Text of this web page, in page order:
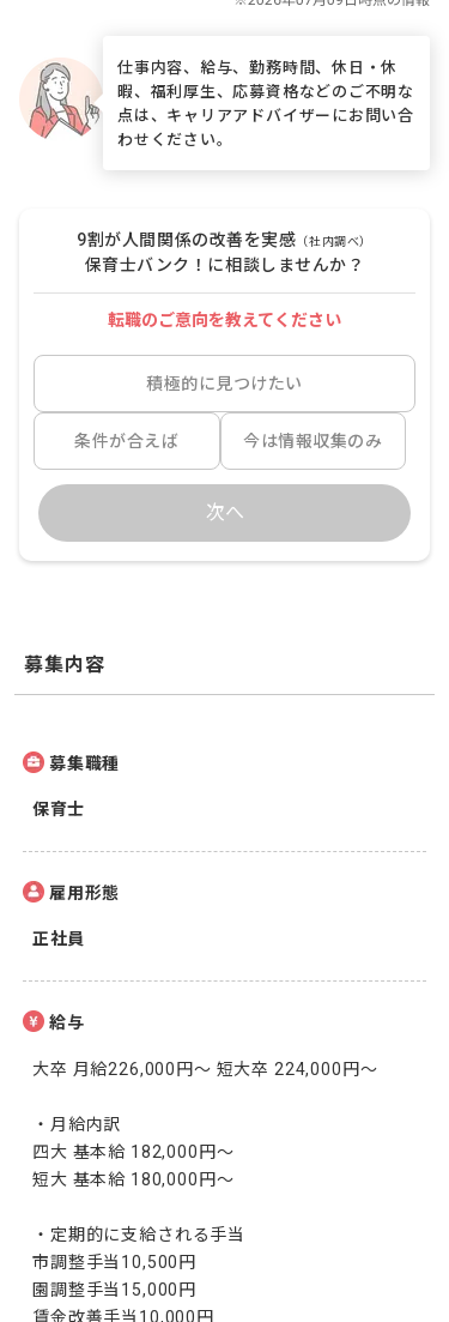
仕事内容、給与、勤務時間、休日・休
暇、福利厚生、応募資格などのご不明な
点は、キャリアアドバイザーにお問い合
わせください。
9割が人間関係の改善を実感 （社内調べ）
保育士バンク！に相談しませんか？
転職のご意向を教えてください
積極的に見つけたい
条件が合えば 今は情報収集のみ
次へ
募集内容
募集職種
保育士
雇用形態
正社員
給与
大卒 月給226,000円～ 短大卒 224,000円～
・月給内訳
四大 基本給 182,000円～
短大 基本給 180,000円～
・定期的に支給される手当
市調整手当10,500円
園調整手当15,000円
賃金改善手当10,000円